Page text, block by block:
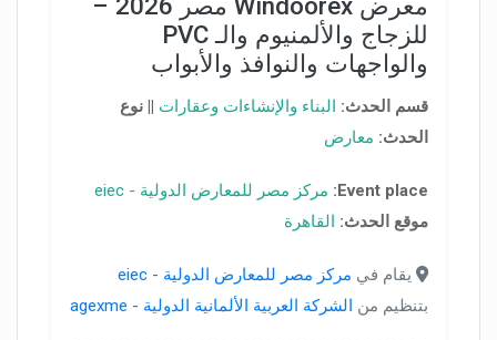
للزجاج والألمنيوم والـ PVC
والواجهات والنوافذ والأبواب
قسم الحدث: البناء والإنشاءات وعقارات || نوع
الحدث: معارض
Event place: مركز مصر للمعارض الدولية - eiec
موقع الحدث: القاهرة
يقام في مركز مصر للمعارض الدولية - eiec
بتنظيم من الشركة العربية الألمانية الدولية - agexme